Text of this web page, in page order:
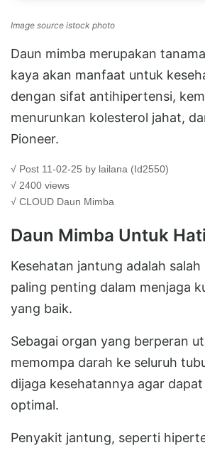
Image source istock photo
Daun mimba merupakan
kaya akan manfaat untuk
dengan sifat antihipertensi,
menurunkan kolesterol jahat,
Pioneer.
√ Post 11-02-25 by lailana (Id2550)
√ 2400 views
√ CLOUD Daun Mimba
Daun Mimba Untuk Hati
Kesehatan jantung adalah salah
paling penting dalam menjaga
yang baik.
Sebagai organ yang berperan
memompa darah ke seluruh
dijaga kesehatannya agar
optimal.
Penyakit jantung, seperti